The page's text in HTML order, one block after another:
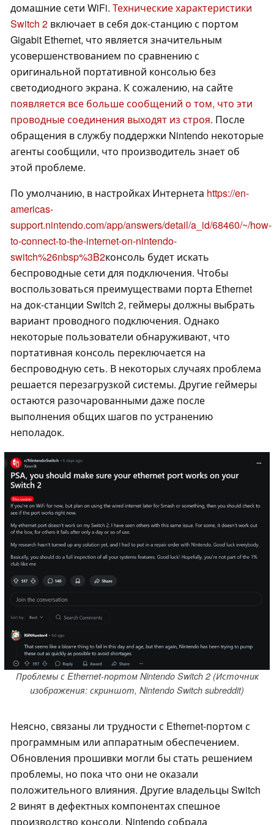
домашние сети WiFi. Технические характеристики
Switch 2 включает в себя док-станцию с портом
Gigabit Ethernet, что является значительным
усовершенствованием по сравнению с
оригинальной портативной консолью без
светодиодного экрана. К сожалению, на сайте
появляется все больше сообщений о том, что эти
проводные соединения выходят из строя. После
обращения в службу поддержки Nintendo некоторые
агенты сообщили, что производитель знает об
этой проблеме.
По умолчанию, в настройках Интернета https://en-
americas-
support.nintendo.com/app/answers/detail/a_id/68460/~/how-
to-connect-to-the-internet-on-nintendo-
switch%26nbsp%3B2консоль будет искать
беспроводные сети для подключения. Чтобы
воспользоваться преимуществами порта Ethernet
на док-станции Switch 2, геймеры должны выбрать
вариант проводного подключения. Однако
некоторые пользователи обнаруживают, что
портативная консоль переключается на
беспроводную сеть. В некоторых случаях проблема
решается перезагрузкой системы. Другие геймеры
остаются разочарованными даже после
выполнения общих шагов по устранению
неполадок.
Проблемы с Ethernet-портом Nintendo Switch 2 (Источник
изображения: скриншот, Nintendo Switch subreddit)
Неясно, связаны ли трудности с Ethernet-портом с
программным или аппаратным обеспечением.
Обновления прошивки могли бы стать решением
проблемы, но пока что они не оказали
положительного влияния. Другие владельцы Switch
2 винят в дефектных компонентах спешное
производство консоли. Nintendo собрала